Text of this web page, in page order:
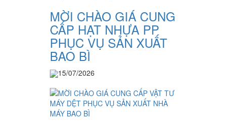
MỜI CHÀO GIÁ CUNG
CẤP HẠT NHỰA PP
PHỤC VỤ SẢN XUẤT
BAO BÌ
15/07/2026